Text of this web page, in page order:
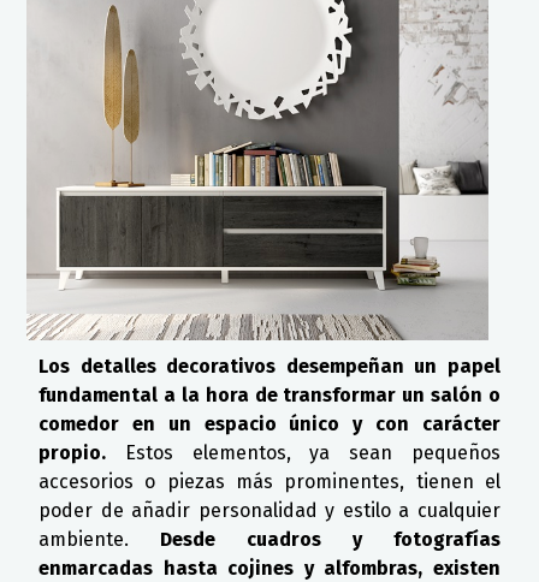
Los detalles decorativos desempeñan un papel
fundamental a la hora de transformar un salón o
comedor en un espacio único y con carácter
propio. Estos elementos, ya sean pequeños
accesorios o piezas más prominentes, tienen el
poder de añadir personalidad y estilo a cualquier
ambiente. Desde cuadros y fotografías
enmarcadas hasta cojines y alfombras, existen